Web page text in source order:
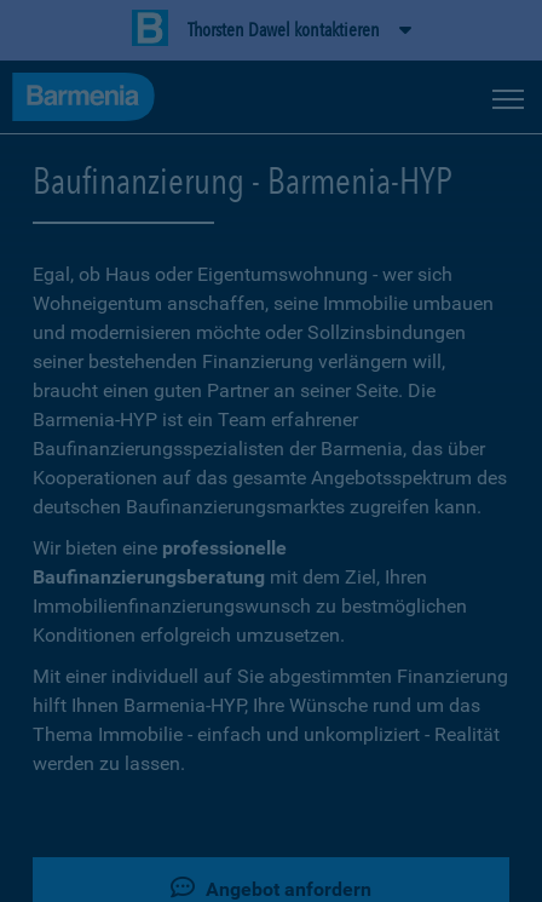
Thorsten Dawel kontaktieren
Baufinanzierung - Barmenia-HYP
Egal, ob Haus oder Eigentumswohnung - wer sich
Wohneigentum anschaffen, seine Immobilie umbauen
und modernisieren möchte oder Sollzinsbindungen
seiner bestehenden Finanzierung verlängern will,
braucht einen guten Partner an seiner Seite. Die
Barmenia-HYP ist ein Team erfahrener
Baufinanzierungsspezialisten der Barmenia, das über
Kooperationen auf das gesamte Angebotsspektrum des
deutschen Baufinanzierungsmarktes zugreifen kann.
Wir bieten eine professionelle
Baufinanzierungsberatung mit dem Ziel, Ihren
Immobilienfinanzierungswunsch zu bestmöglichen
Konditionen erfolgreich umzusetzen.
Mit einer individuell auf Sie abgestimmten Finanzierung
hilft Ihnen Barmenia-HYP, Ihre Wünsche rund um das
Thema Immobilie - einfach und unkompliziert - Realität
werden zu lassen.
Angebot anfordern